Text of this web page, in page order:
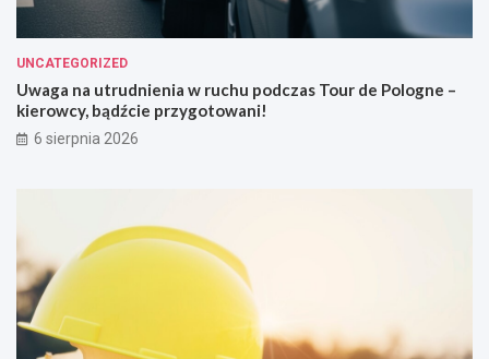
UNCATEGORIZED
Uwaga na utrudnienia w ruchu podczas Tour de Pologne –
kierowcy, bądźcie przygotowani!
6 sierpnia 2026